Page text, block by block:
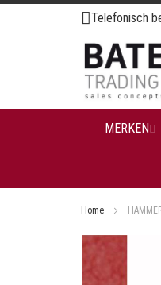
Ga
naar
de
inhoud
Telefonisch
MERKEN
Home
Ga
naar
het